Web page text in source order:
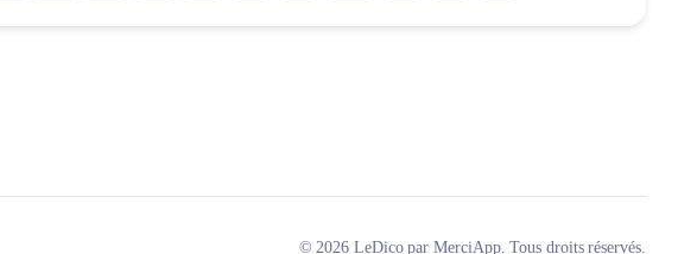
© 2026 LeDico par MerciApp. Tous droits réservés.